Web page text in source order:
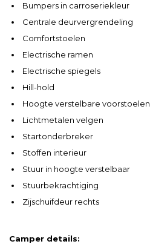
Bumpers in carroseriekleur
Centrale deurvergrendeling
Comfortstoelen
Electrische ramen
Electrische spiegels
Hill-hold
Hoogte verstelbare voorstoelen
Lichtmetalen velgen
Startonderbreker
Stoffen interieur
Stuur in hoogte verstelbaar
Stuurbekrachtiging
Zijschuifdeur rechts
Camper details: